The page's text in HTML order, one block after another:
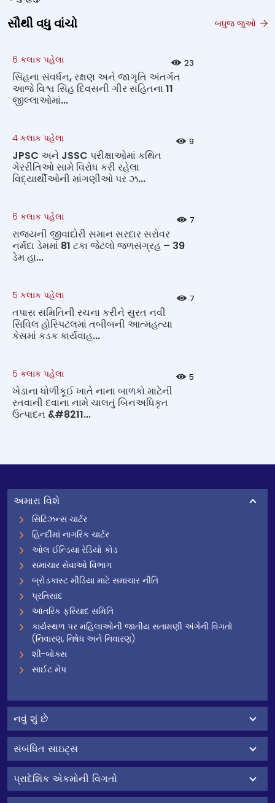
સૌથી વધુ વાંચો બધુજ જુઓ
6 કલાક પહેલા 23
સિંહના સંવર્ધન, રક્ષણ અને જાગૃતિ અંતર્ગત
આજે વિશ્વ સિંહ દિવસની ગીર સહિતના 11
જીલ્લાઓમાં...
4 કલાક પહેલા 9
JPSC અને JSSC પરીક્ષાઓમાં કથિત
ગેરરીતિઓ સામે વિરોધ કરી રહેલા
વિદ્યાર્થીઓની માંગણીઓ પર ઝ...
6 કલાક પહેલા 7
રાજ્યની જીવાદોરી સમાન સરદાર સરોવર
નર્મદા ડેમમાં 81 ટકા જેટલો જળસંગ્રહ – 39
ડેમ હા...
5 કલાક પહેલા 7
તપાસ સમિતિની રચના કરીને સુરત નવી
સિવિલ હોસ્પિટલમાં તબીબની આત્મહત્યા
કેસમાં કડક કાર્યવાહ...
5 કલાક પહેલા 5
ખેડાના ધોળીકૂઈ ખાતે નાના બાળકો માટેની
રતવાની દવાના નામે ચાલતું બિનઅધિકૃત
ઉત્પાદન &#8211...
અમારા વિશે
સિટિઝન્સ ચાર્ટર
હિન્દીમાં નાગરિક ચાર્ટર
ઓલ ઈન્ડિયા રેડિયો કોડ
સમાચાર સેવાઓ વિભાગ
બ્રોડકાસ્ટ મીડિયા માટે સમાચાર નીતિ
પ્રતિસાદ
આંતરિક ફરિયાદ સમિતિ
કાર્યસ્થળ પર મહિલાઓની જાતીય સતામણી અંગેની વિગતો
(નિવારણ, નિષેધ અને નિવારણ)
શી-બોક્સ
સાઈટ મેપ
નવું શું છે
સંબંધિત સાઇટ્સ
પ્રાદેશિક એકમોની વિગતો